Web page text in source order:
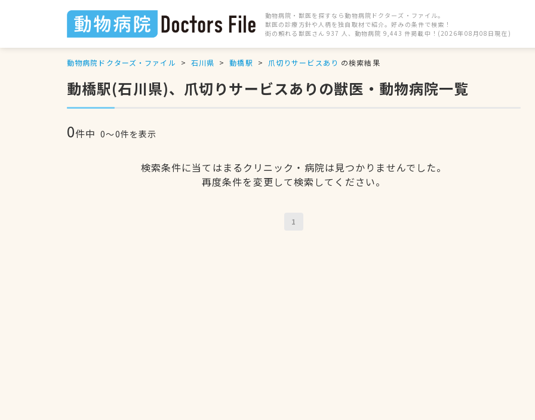
動物病院・獣医を探すなら動物病院ドクターズ・ファイル。
獣医の診療方針や人柄を独自取材で紹介。好みの条件で検索！
街の頼れる獣医さん 937 人、動物病院 9,443 件掲載中！(2026年08月08日現在)
動物病院ドクターズ・ファイル 石川県 動橋駅 爪切りサービスあり の検索結果
動橋駅(石川県)、爪切りサービスありの獣医・動物病院一覧
0件中 0〜0件を表示
検索条件に当てはまるクリニック・病院は見つかりませんでした。
再度条件を変更して検索してください。
1